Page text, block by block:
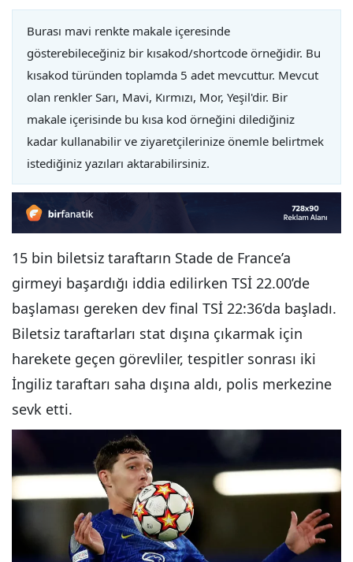
Burası mavi renkte makale içeresinde
gösterebileceğiniz bir kısakod/shortcode örneğidir. Bu
kısakod türünden toplamda 5 adet mevcuttur. Mevcut
olan renkler Sarı, Mavi, Kırmızı, Mor, Yeşil'dir. Bir
makale içerisinde bu kısa kod örneğini dilediğiniz
kadar kullanabilir ve ziyaretçilerinize önemle belirtmek
istediğiniz yazıları aktarabilirsiniz.
15 bin biletsiz taraftarın Stade de France’a
girmeyi başardığı iddia edilirken TSİ 22.00’de
başlaması gereken dev final TSİ 22:36’da başladı.
Biletsiz taraftarları stat dışına çıkarmak için
harekete geçen görevliler, tespitler sonrası iki
İngiliz taraftarı saha dışına aldı, polis merkezine
sevk etti.